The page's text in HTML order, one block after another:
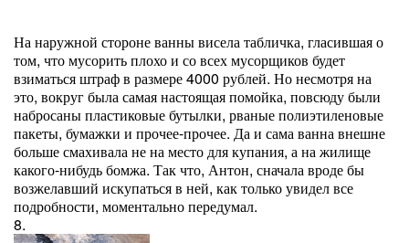
На наружной стороне ванны висела табличка, гласившая о
том, что мусорить плохо и со всех мусорщиков будет
взиматься штраф в размере 4000 рублей. Но несмотря на
это, вокруг была самая настоящая помойка, повсюду были
набросаны пластиковые бутылки, рваные полиэтиленовые
пакеты, бумажки и прочее-прочее. Да и сама ванна внешне
больше смахивала не на место для купания, а на жилище
какого-нибудь бомжа. Так что, Антон, сначала вроде бы
возжелавший искупаться в ней, как только увидел все
подробности, моментально передумал.
8.